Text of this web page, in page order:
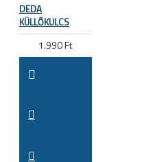
DEDA
KÜLLŐKULCS
1.990 Ft